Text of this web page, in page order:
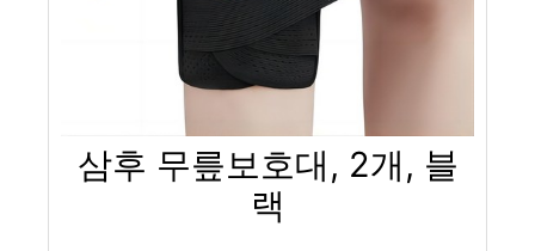
삼후 무릎보호대, 2개, 블
랙